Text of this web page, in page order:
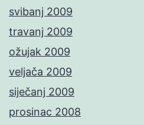
svibanj 2009
travanj 2009
ožujak 2009
veljača 2009
siječanj 2009
prosinac 2008